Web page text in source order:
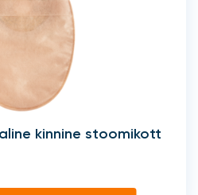
kinnine stoomikott